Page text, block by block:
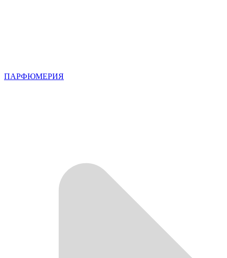
ПАРФЮМЕРИЯ